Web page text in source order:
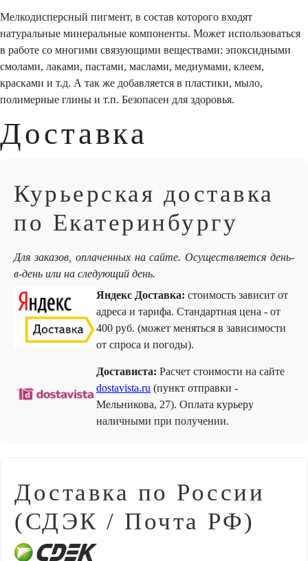
Мелкодисперсный пигмент, в состав которого входят
натуральные минеральные компоненты. Может использоваться
в работе со многими связующими веществами: эпоксидными
смолами, лаками, пастами, маслами, медиумами, клеем,
красками и т.д. А так же добавляется в пластики, мыло,
полимерные глины и т.п. Безопасен для здоровья.
Доставка
Курьерская доставка
по Екатеринбургу
Для заказов, оплаченных на сайте. Осуществляется день-
в-день или на следующий день.
Яндекс Доставка: стоимость зависит от
адреса и тарифа. Стандартная цена - от
400 руб. (может меняться в зависимости
от спроса и погоды).
Достависта: Расчет стоимости на сайте
dostavista.ru (пункт отправки -
Мельникова, 27). Оплата курьеру
наличными при получении.
Доставка по России
(СДЭК / Почта РФ)